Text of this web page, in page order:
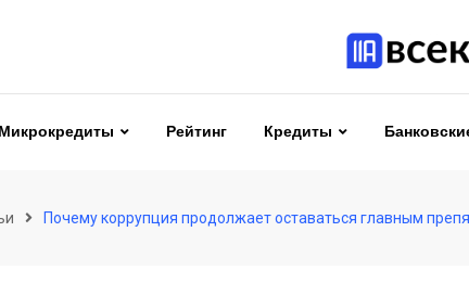
Микрокредиты Рейтинг Кредиты
Почему коррупция продолжает оставаться главным